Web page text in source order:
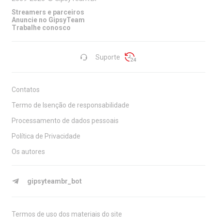
Suporte
Streamers e parceiros
Anuncie no GipsyTeam
Trabalhe conosco
Termos de uso dos materiais do site
Contatos
Termo de Isenção de responsabilidade
Processamento de dados pessoais
Política de Privacidade
Os autores
gipsyteambr_bot